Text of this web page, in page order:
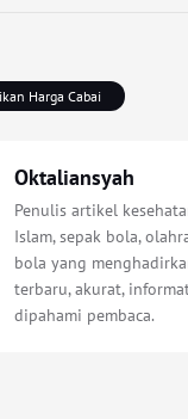
Harga Cabai
Oktaliansyah
Penulis artikel
Islam, sepak bola,
bola yang
terbaru, akurat,
dipahami pembaca.